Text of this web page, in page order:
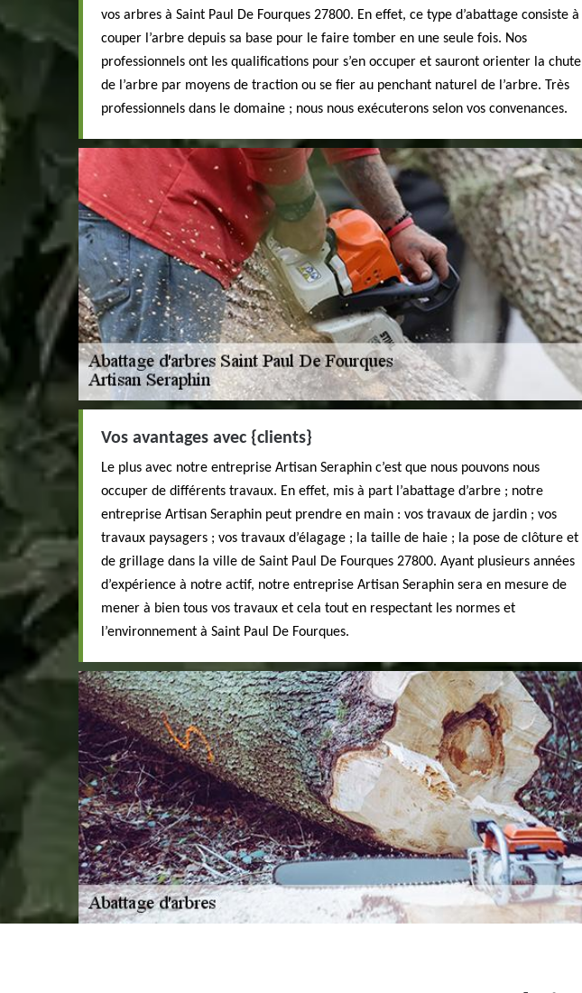
vos arbres à Saint Paul De Fourques 27800. En effet, ce type d’abattage consiste à
couper l’arbre depuis sa base pour le faire tomber en une seule fois. Nos
professionnels ont les qualifications pour s’en occuper et sauront orienter la chute
de l’arbre par moyens de traction ou se fier au penchant naturel de l’arbre. Très
professionnels dans le domaine ; nous nous exécuterons selon vos convenances.
Vos avantages avec {clients}
Le plus avec notre entreprise Artisan Seraphin c’est que nous pouvons nous
occuper de différents travaux. En effet, mis à part l’abattage d’arbre ; notre
entreprise Artisan Seraphin peut prendre en main : vos travaux de jardin ; vos
travaux paysagers ; vos travaux d’élagage ; la taille de haie ; la pose de clôture et
de grillage dans la ville de Saint Paul De Fourques 27800. Ayant plusieurs années
d’expérience à notre actif, notre entreprise Artisan Seraphin sera en mesure de
mener à bien tous vos travaux et cela tout en respectant les normes et
l’environnement à Saint Paul De Fourques.